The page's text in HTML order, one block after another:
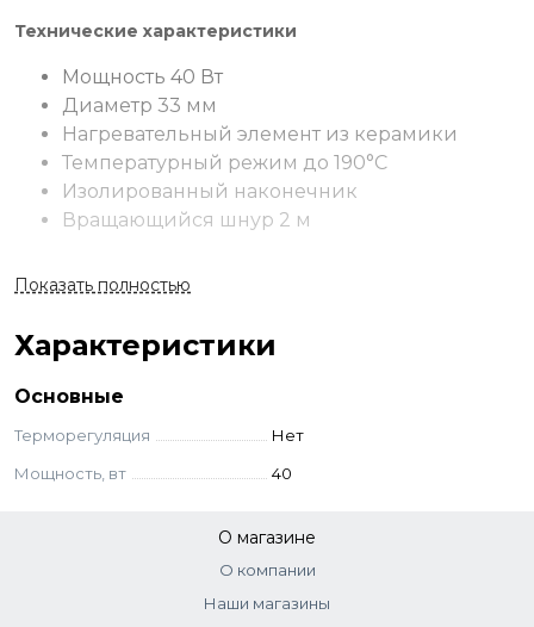
Технические характеристики
Мощность 40 Вт
Диаметр 33 мм
Нагревательный элемент из керамики
Температурный режим до 190°C
Изолированный наконечник
Вращающийся шнур 2 м
пластин, благодаря которому происходит равномерное
распределение тепла. Маленький компактный размер
щипцов позволяет брать их с собой в поездку.
Показать полностью
Характеристики
Основные
Терморегуляция
Нет
Мощность, вт
40
О магазине
О компании
Наши магазины